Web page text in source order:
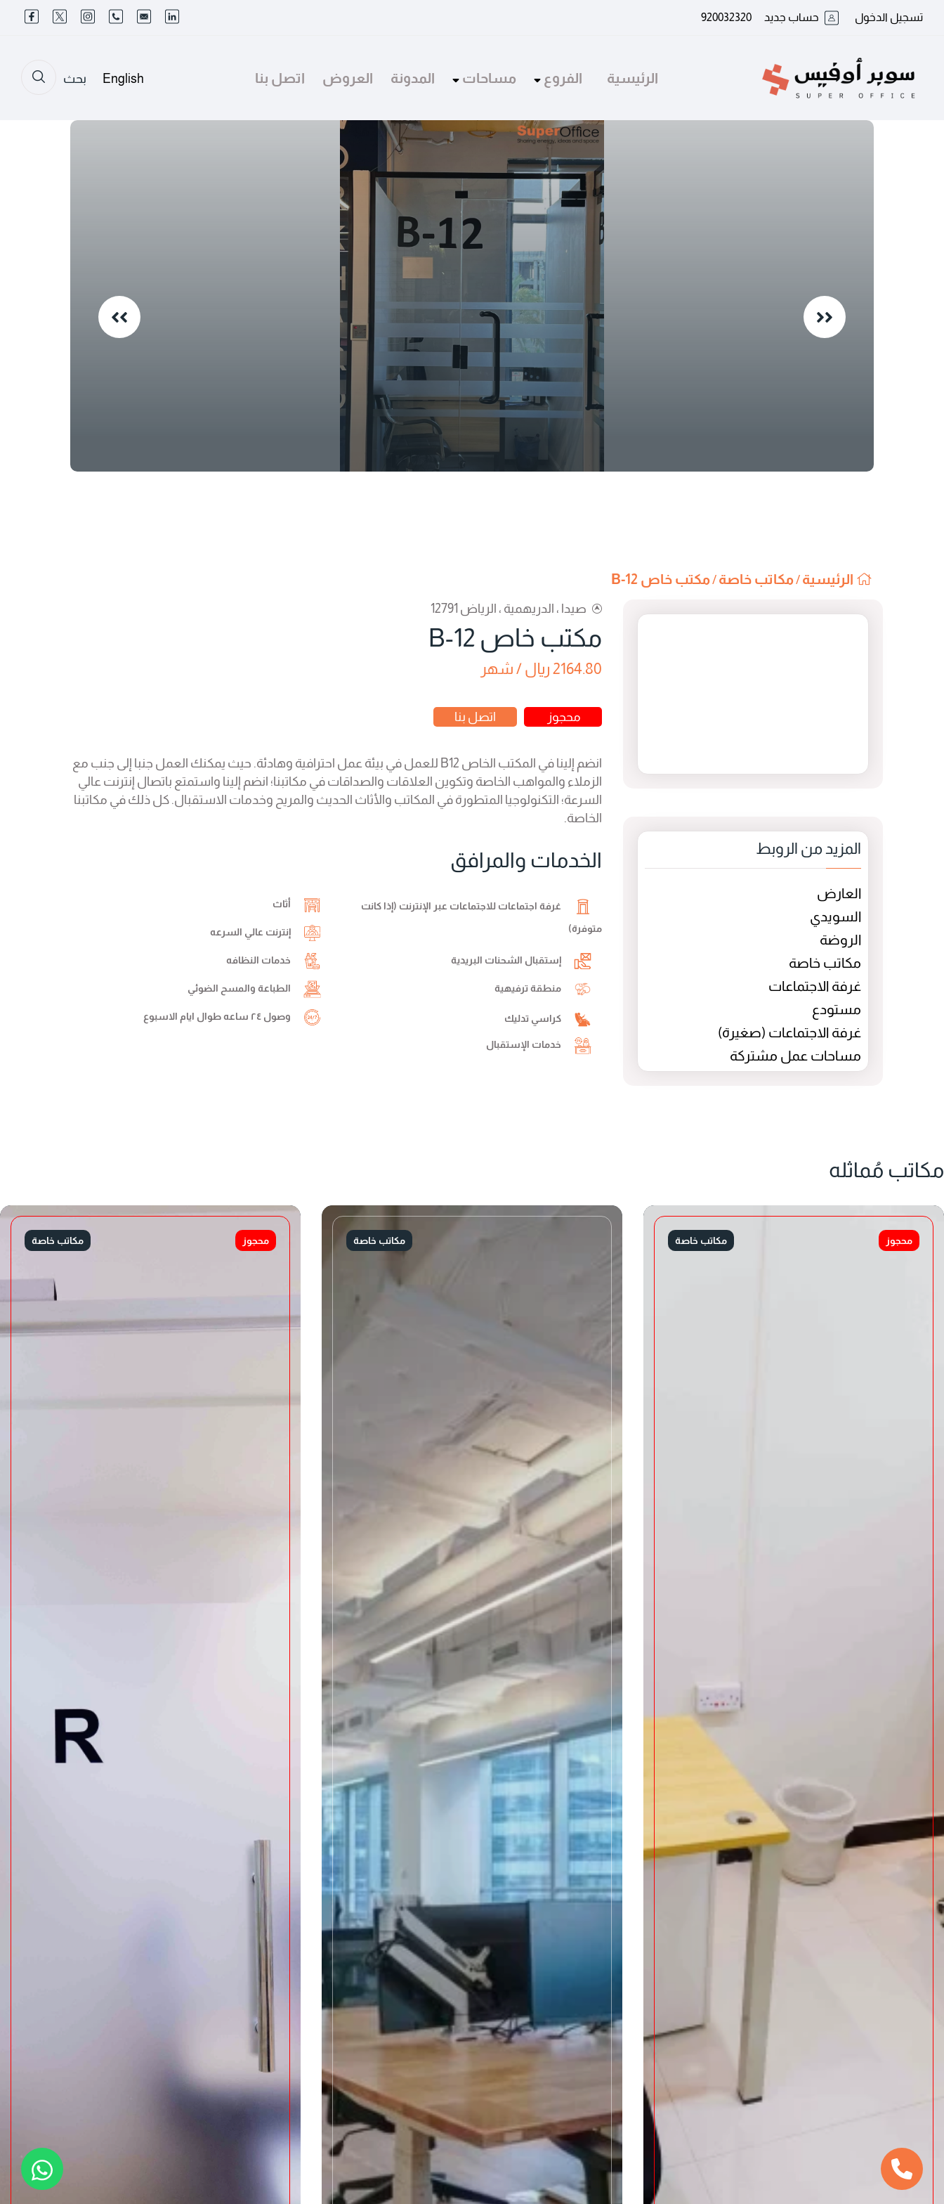
920032320 حساب جديد تسجيل الدخول
الرئيسية الفروع مساحات المدونة العروض اتصل بنا English بحث
الرئيسية /مكاتب خاصة /مكتب خاص B-12
المزيد من الروبط
العارض
السويدي
الروضة
مكاتب خاصة
غرفة الاجتماعات
مستودع
غرفة الاجتماعات (صغيرة)
مساحات عمل مشتركة
صيدا ، الدريهمية ، الرياض 12791
مكتب خاص B-12
2164.80 ريال / شهر
محجوز اتصل بنا
انضم إلينا في المكتب الخاص B12 للعمل في بيئة عمل احترافية وهادئة. حيث يمكنك العمل جنبا إلى جنب مع
الزملاء والمواهب الخاصة وتكوين العلاقات والصداقات في مكاتبنا؛ انضم إلينا واستمتع باتصال إنترنت عالي
السرعة؛ التكنولوجيا المتطورة في المكاتب والأثاث الحديث والمريح وخدمات الاستقبال. كل ذلك في مكاتبنا
الخاصة.
الخدمات والمرافق
غرفة اجتماعات للاجتماعات عبر الإنترنت (إذا كانت
متوفرة)
أثاث
إنترنت عالي السرعه
إستقبال الشحنات البريدية خدمات النظافه
منطقة ترفيهية الطباعة والمسح الضوئي
كراسي تدليك وصول ٢٤ ساعه طوال ايام الاسبوع
خدمات الإستقبال
مكاتب مُماثله
مكاتب خاصة محجوز مكاتب خاصة مكاتب خاصة محجوز